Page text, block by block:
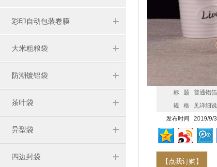
彩印自动包装卷膜
大米粗粮袋
防潮镀铝袋
茶叶袋
异型袋
四边封袋
标 题普通铝
规 格
见详细
发布时间2019/9/
【点我订购】